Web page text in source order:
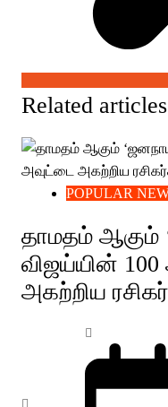
Related articles
POPULAR
தாமதம் ஆகும்
விஜய்யின்
அகற்றிய